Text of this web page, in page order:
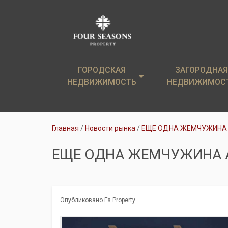
ГОРОДСКАЯ
НЕДВИЖИМОСТЬ
ГОРОДСКАЯ
НЕДВИЖИМОСТЬ
Элитные квартиры
Аренда
ЗАГОРОДНАЯ
ЗАГОРОДНАЯ
Земельные
Коттеджи в
Главная Новости рынка ЕЩЕ ОДНА ЖЕМЧУЖИНА
ЕЩЕ ОДНА ЖЕМЧУЖИНА
Опубликовано Fs Property